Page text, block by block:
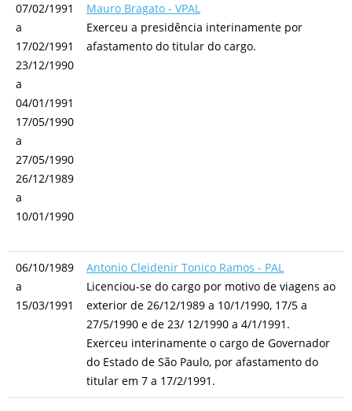
07/02/1991
a
17/02/1991
23/12/1990
a
04/01/1991
17/05/1990
a
27/05/1990
26/12/1989
a
10/01/1990
Mauro Bragato - VPAL
Exerceu a presidência interinamente por
afastamento do titular do cargo.
06/10/1989
a
15/03/1991
Antonio Cleidenir Tonico Ramos - PAL
Licenciou-se do cargo por motivo de viagens ao
exterior de 26/12/1989 a 10/1/1990, 17/5 a
27/5/1990 e de 23/ 12/1990 a 4/1/1991.
Exerceu interinamente o cargo de Governador
do Estado de São Paulo, por afastamento do
titular em 7 a 17/2/1991.